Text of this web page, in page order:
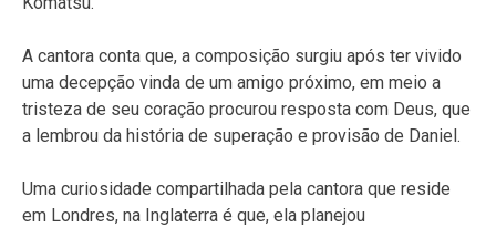
A cantora conta que, a composição surgiu após ter vivido
uma decepção vinda de um amigo próximo, em meio a
tristeza de seu coração procurou resposta com Deus, que
a lembrou da história de superação e provisão de Daniel.
Uma curiosidade compartilhada pela cantora que reside
em Londres, na Inglaterra é que, ela planejou